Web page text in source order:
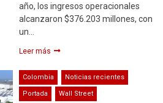
año, los ingresos operacionales
alcanzaron $376.203 millones, con
un…
Leer más
Colombia Noticias recientes
Portada Wall Street